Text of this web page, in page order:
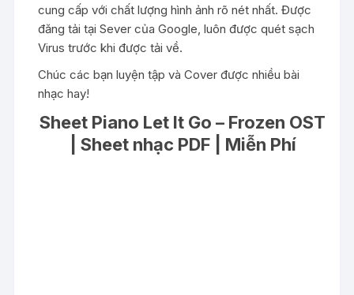
cung cấp với chất lượng hình ảnh rõ nét nhất. Được
đăng tải tại Sever của Google, luôn được quét sạch
Virus trước khi được tải về.
Chúc các bạn luyện tập và Cover được nhiều bài
nhạc hay!
Sheet Piano Let It Go – Frozen OST
| Sheet nhạc PDF | Miễn Phí